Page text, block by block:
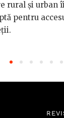
rural și urban
pentru